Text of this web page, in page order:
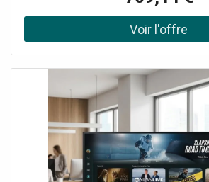
avec Hot Swap Édition Entreprise
renforce la gestion et la